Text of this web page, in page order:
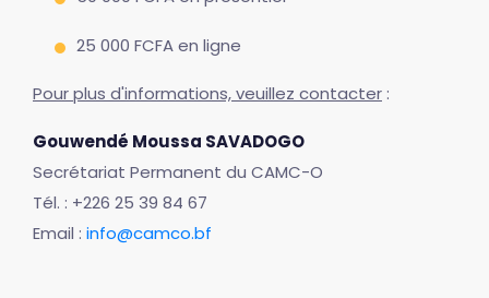
25 000 FCFA en ligne
Pour plus d'informations, veuillez contacter :
Gouwendé Moussa SAVADOGO
Secrétariat Permanent du CAMC-O
Tél. : +226 25 39 84 67
Email : info@camco.bf